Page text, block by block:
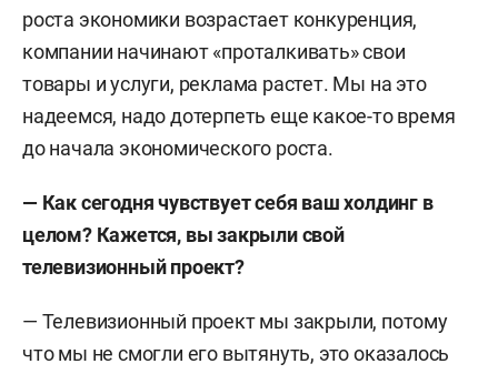
роста экономики возрастает конкуренция,
компании начинают «проталкивать» свои
товары и услуги, реклама растет. Мы на это
надеемся, надо дотерпеть еще какое-то время
до начала экономического роста.
— Как сегодня чувствует себя ваш холдинг в
целом? Кажется, вы закрыли свой
телевизионный проект?
— Телевизионный проект мы закрыли, потому
что мы не смогли его вытянуть, это оказалось